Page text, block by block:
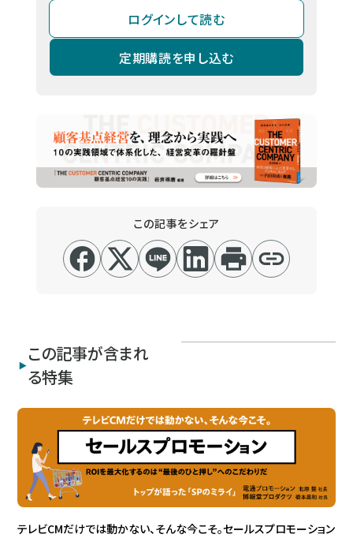
ログインして読む
定期購読を申し込む
この記事をシェア
この記事が含まれ
る特集
テレビCMだけでは動かない、そんな今こそ。セールスプロモーション